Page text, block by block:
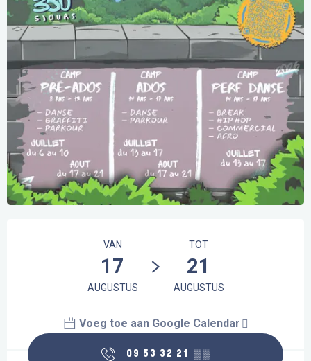
VAN
17
AUGUSTUS
TOT
21
AUGUSTUS
Voeg toe aan Google Calendar
09 53 32 21 ▒▒